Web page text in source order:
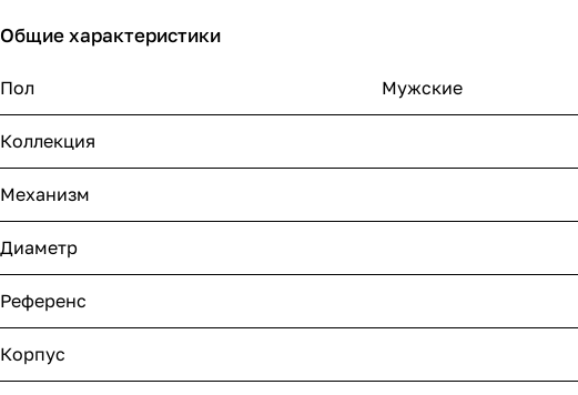
Общие характеристики
Пол Мужские
Коллекция
Механизм
Диаметр
Референс
Корпус